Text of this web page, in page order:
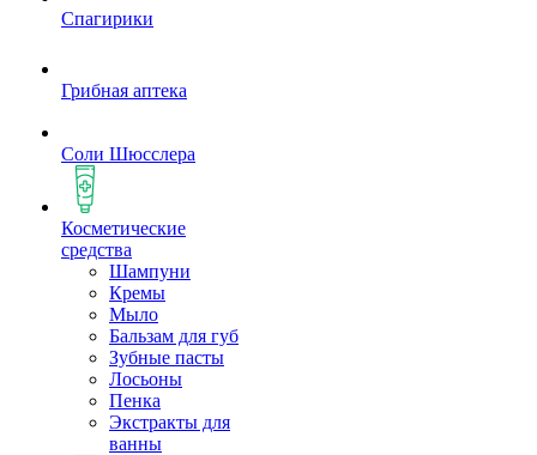
Спагирики
Грибная аптека
Соли Шюсслера
Косметические
средства
Шампуни
Кремы
Мыло
Бальзам для губ
Зубные пасты
Лосьоны
Пенка
Экстракты для
ванны